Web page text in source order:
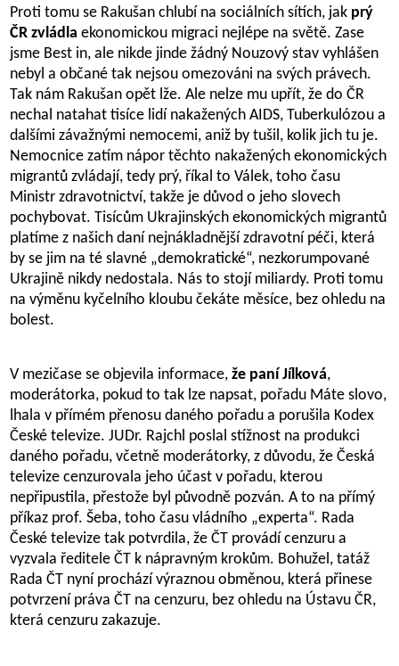
Proti tomu se Rakušan chlubí na sociálních sítích, jak prý
ČR zvládla ekonomickou migraci nejlépe na světě. Zase
jsme Best in, ale nikde jinde žádný Nouzový stav vyhlášen
nebyl a občané tak nejsou omezováni na svých právech.
Tak nám Rakušan opět lže. Ale nelze mu upřít, že do ČR
nechal natahat tisíce lidí nakažených AIDS, Tuberkulózou a
dalšími závažnými nemocemi, aniž by tušil, kolik jich tu je.
Nemocnice zatím nápor těchto nakažených ekonomických
migrantů zvládají, tedy prý, říkal to Válek, toho času
Ministr zdravotnictví, takže je důvod o jeho slovech
pochybovat. Tisícům Ukrajinských ekonomických migrantů
platíme z našich daní nejnákladnější zdravotní péči, která
by se jim na té slavné „demokratické“, nezkorumpované
Ukrajině nikdy nedostala. Nás to stojí miliardy. Proti tomu
na výměnu kyčelního kloubu čekáte měsíce, bez ohledu na
bolest.
V mezičase se objevila informace,že paní Jílková,
moderátorka, pokud to tak lze napsat, pořadu Máte slovo,
lhala v přímém přenosu daného pořadu a porušila Kodex
České televize. JUDr. Rajchl poslal stížnost na produkci
daného pořadu, včetně moderátorky, z důvodu, že Česká
televize cenzurovala jeho účast v pořadu, kterou
nepřipustila, přestože byl původně pozván. A to na přímý
příkaz prof. Šeba, toho času vládního „experta“. Rada
České televize tak potvrdila, že ČT provádí cenzuru a
vyzvala ředitele ČT k nápravným krokům. Bohužel, tatáž
Rada ČT nyní prochází výraznou obměnou, která přinese
potvrzení práva ČT na cenzuru, bez ohledu na Ústavu ČR,
která cenzuru zakazuje.